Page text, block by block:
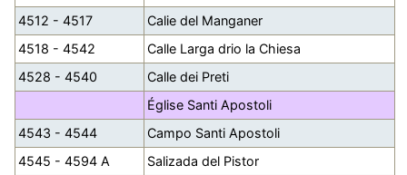
4512 - 4517
Calie del Manganer
4518 - 4542
Calle Larga drio la Chiesa
4528 - 4540
Calle dei Preti
Église Santi Apostoli
4543 - 4544
Campo Santi Apostoli
4545 - 4594 A
Salizada del Pistor